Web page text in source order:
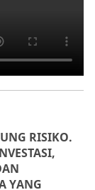
RISIKO.
YANG